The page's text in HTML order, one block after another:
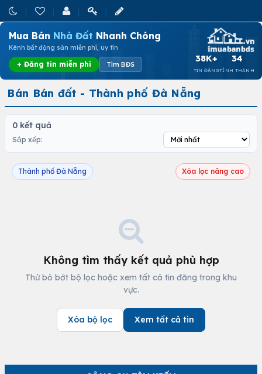
Mua Bán Nhà Đất Nhanh Chóng
Kênh bất động sản miễn phí, uy tín
+ Đăng tin miễn phí Tìm BĐS
38K+
TIN ĐĂNG
34
TỈNH THÀNH
Bán Bán đất - Thành phố Đà Nẵng
0 kết quả
Sắp xếp:
Thành phố Đà Nẵng Xóa lọc nâng cao
Không tìm thấy kết quả phù hợp
Thử bỏ bớt bộ lọc hoặc xem tất cả tin đăng trong khu
vực.
Xóa bộ lọc Xem tất cả tin